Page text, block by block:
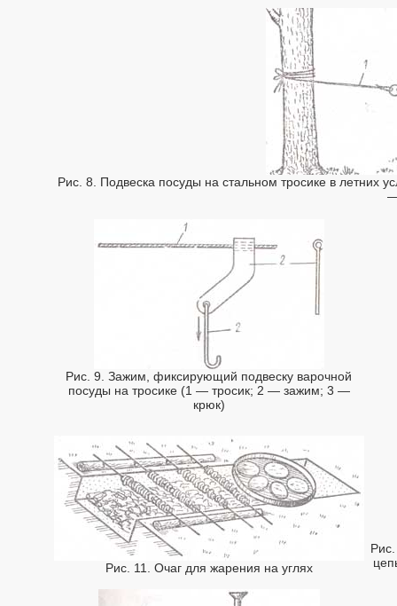
Рис. 8. Подвеска посуды на стальном тросике в
—
Рис. 9. Зажим, фиксирующий подвеску варочной
посуды на тросике (1 — тросик; 2 — зажим; 3 —
крюк)
Рис. 11. Очаг для жарения на углях